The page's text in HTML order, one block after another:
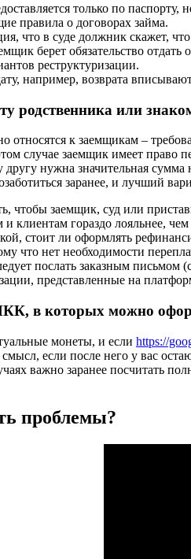
только по паспорту,
правила о договорах займа.
что в суде должник скажет,
берет обязательство
реструктуризации.
например, возврата
родственника или
относятся к заемщикам –
случае заемщик имеет право
нужна значительная
заранее, и лучший
чтобы заемщик, суд или
клиентам гораздо лояльнее, чем
стоит ли оформлять
что нет необходимости
послать заказным
представленные на
в которых можно
монеты, и если https://
если после него у вас
важно заранее посчитать
проблемы?